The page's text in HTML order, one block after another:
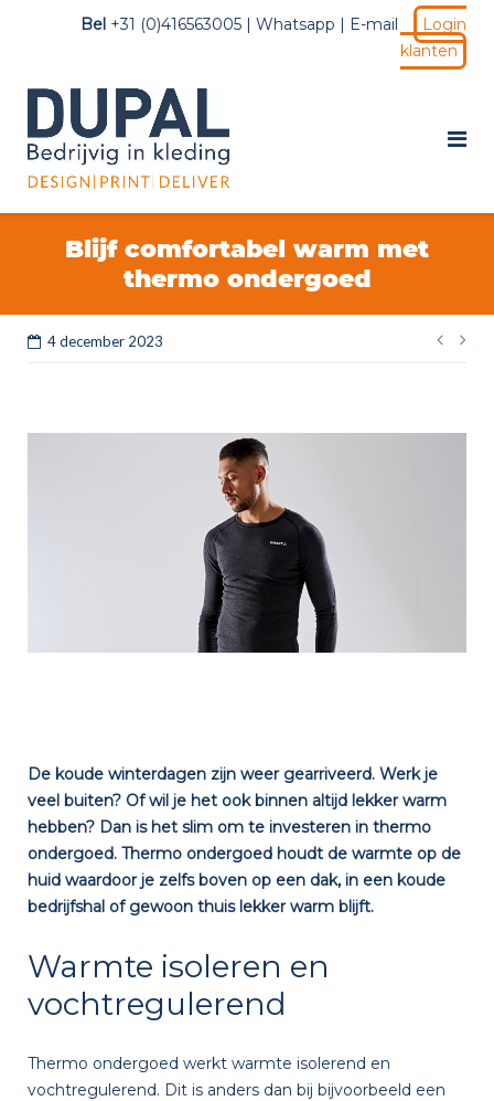
inhoud
Bel +31 (0)416563005 |Whatsapp | E-mail
Login
klanten
Blijf comfortabel warm met
thermo ondergoed
4 december 2023
De koude winterdagen zijn weer gearriveerd. Werk je
veel buiten? Of wil je het ook binnen altijd lekker warm
hebben? Dan is het slim om te investeren in thermo
ondergoed. Thermo ondergoed houdt de warmte op de
huid waardoor je zelfs boven op een dak, in een koude
bedrijfshal of gewoon thuis lekker warm blijft.
Warmte isoleren en
vochtregulerend
Thermo ondergoed werkt warmte isolerend en
vochtregulerend. Dit is anders dan bij bijvoorbeeld een